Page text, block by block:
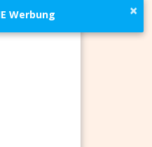
×
Werbung